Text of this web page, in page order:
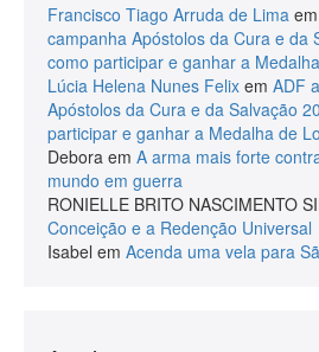
Francisco Tiago Arruda de Lima em
campanha Apóstolos da Cura e da
como participar e ganhar a
Lúcia Helena Nunes Felix em ADF
Apóstolos da Cura e da Salvação
participar e ganhar a Medalha de
Debora em A arma mais forte
mundo em guerra
RONIELLE BRITO NASCIMENTO
Conceição e a Redenção Universal
Isabel em Acenda uma vela para